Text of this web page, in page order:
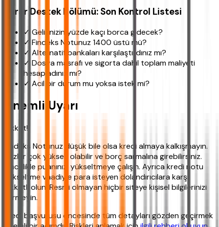
Karar Destek Bölümü: Son Kontrol Listesi
✓ Gelirinizin yüzde kaçı borca gidecek?
✓ Findeks Notunuz 1400 üstü mü?
✓ Alternatif bankaları karşılaştırdınız mı?
✓ Dosya masrafı ve sigorta dahil toplam maliyeti
hesapladınız mı?
✓ Acil bir durum mu yoksa istek mi?
Önemli Uyarı
Dikkat!
Findeks Notunuz düşük bile olsa kredi almaya kalkışmayın.
Faizler çok yüksek olabilir ve borç sarmalına girebilirsiniz.
Öncelikle puanınızı yükseltmeye çalışın. Ayrıca kredi notu
yükseltme vaadiyle para isteyen dolandırıcılara karşı
dikkatli olun. Resmi olmayan hiçbir siteye kişisel bilgilerinizi
vermeyin.
Kredi başvurusu öncesinde tüm detayları gözden geçirmek